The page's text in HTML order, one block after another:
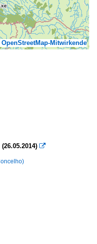
OpenStreetMap-Mitwirkende
